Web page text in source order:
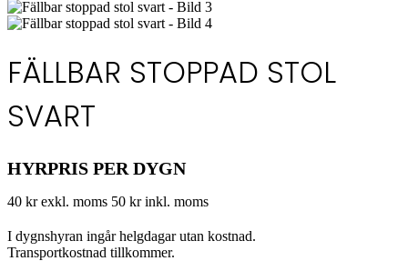
FÄLLBAR STOPPAD STOL
SVART
HYRPRIS PER DYGN
40 kr exkl. moms 50 kr inkl. moms
I dygnshyran ingår helgdagar utan kostnad.
Transportkostnad tillkommer.